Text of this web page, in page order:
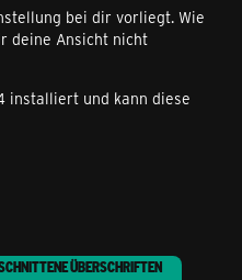
bei dir vorliegt. Wie
deine Ansicht nicht
installiert und kann diese
ÜBERSCHRIFTEN